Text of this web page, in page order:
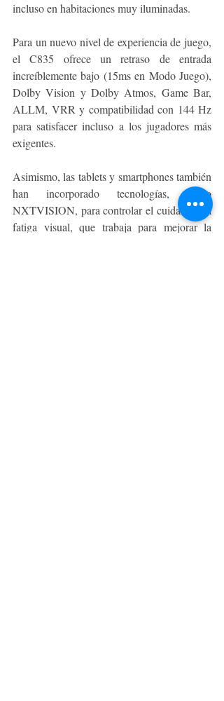
incluso en habitaciones muy iluminadas.
Para un nuevo nivel de experiencia de juego,
el C835 ofrece un retraso de entrada
increíblemente bajo (15ms en Modo Juego),
Dolby Vision y Dolby Atmos, Game Bar,
ALLM, VRR y compatibilidad con 144 Hz
para satisfacer incluso a los jugadores más
exigentes.
Asimismo, las tablets y smartphones también
han incorporado tecnologías, como
NXTVISION, para controlar el cuidado y la
fatiga visual, que trabaja para mejorar la